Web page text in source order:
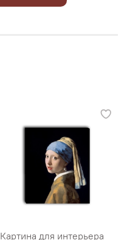
Картина для интерьера